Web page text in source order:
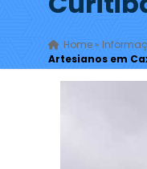
Home»
Artesianos em